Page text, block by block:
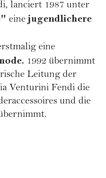
lanciert 1987 unter
einejugendlichere
eine
1992 übernimmt
Leitung der
Venturini Fendi die
und die